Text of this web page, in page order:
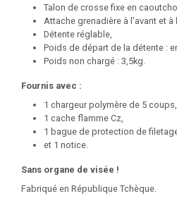
Talon de crosse fixe en
Attache grenadière à l'avant et à
Détente réglable,
Poids de départ de la détente :
Poids non chargé : 3,5kg.
Fournis avec :
1 chargeur polymère de 5 coups,
1 cache flamme Cz,
1 bague de protection de
et 1 notice.
Sans organe de visée !
Fabriqué en République Tchèque.